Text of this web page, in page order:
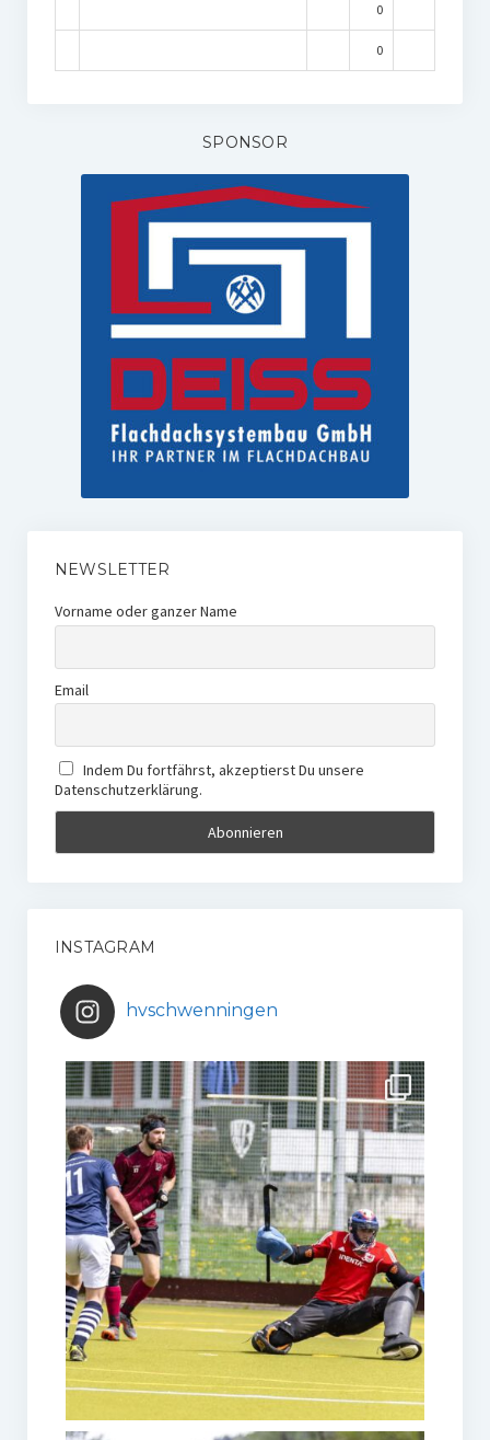
0
0
SPONSOR
NEWSLETTER
Vorname oder ganzer Name
Email
Indem Du fortfährst, akzeptierst Du unsere
Datenschutzerklärung.
INSTAGRAM
hvschwenningen